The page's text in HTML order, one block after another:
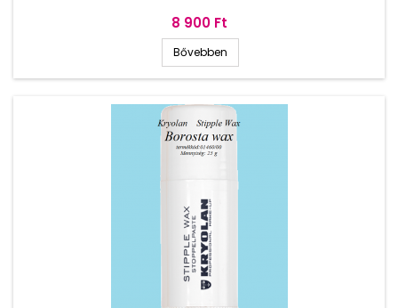
Ár
8 900 Ft
Bővebben